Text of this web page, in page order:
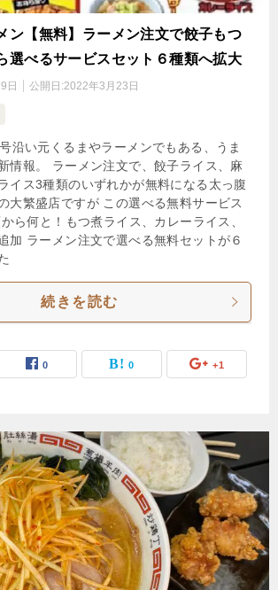
ン【無料】ラーメン注文で餃子もつ
選べるサービスセット６種類へ拡大
日 公開日:2022年3月23日
沿い元くるまやラーメンでもある、うま
情報。 ラーメン注文で、餃子ライス、麻
イス3種類のいずれかが無料になる太っ腹
大繁盛店ですが この選べる無料サービス
ら何と！もつ煮ライス、カレーライス、
加 ラーメン注文で選べる無料セットが６
続きを読む
0 0 +1